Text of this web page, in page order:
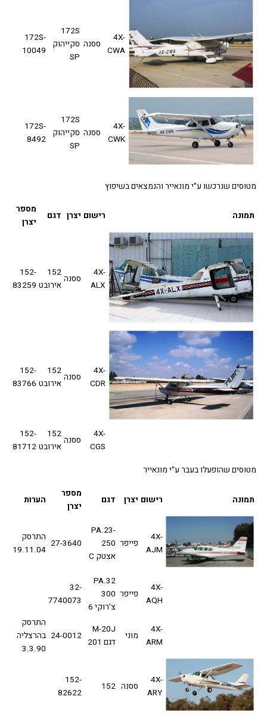
4X-
CWA
סקייהוק
172S-
10049
4X-
CWK
סקייהוק
172S-
8492
שנרכשו ע"י מונאייר והנמצאים בשיפוץ
רישום יצרן דגם
מספר
4X-
ALX
אירובט
152-
83259
4X-
CDR
אירובט
152-
83766
אירובט
152-
81712
שהופעלו בעבר ע"י מונאייר
רישום יצרן דגם
מספר
הערות
4X-
AJM
פייפר
PA.23-
250
אצטק C
27-3640
התרסק
19.11.04
פייפר
PA.32
300
צ'רוקי 6
32-
7740073
מוני
M-20J
דגם 201
24-0012
התרסק
בהרצליה
3.3.90
4X-
ססנה 152
82622